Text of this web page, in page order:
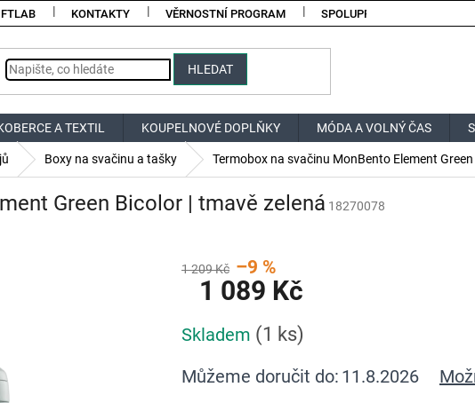
KONTAKTY VĚRNOSTNÍ PROGRAM SPOLUPRÁCE
HLEDAT
A TEXTIL KOUPELNOVÉ DOPLŇKY MÓDA A VOLNÝ ČAS
Boxy na svačinu a tašky Termobox na svačinu MonBento Element
Green Bicolor | tmavě zelená 18270078
1 209 Kč –9 %
1 089 Kč
cena:
Skladem (1 ks)
Můžeme doručit do: 11.8.2026